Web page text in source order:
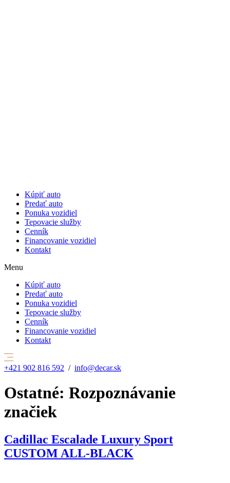
Kúpiť auto
Predať auto
Ponuka vozidiel
Tepovacie služby
Cenník
Financovanie vozidiel
Kontakt
Menu
Kúpiť auto
Predať auto
Ponuka vozidiel
Tepovacie služby
Cenník
Financovanie vozidiel
Kontakt
+421 902 816 592 / info@decar.sk
Ostatné: Rozpoznávanie
značiek
Cadillac Escalade Luxury Sport
CUSTOM ALL-BLACK